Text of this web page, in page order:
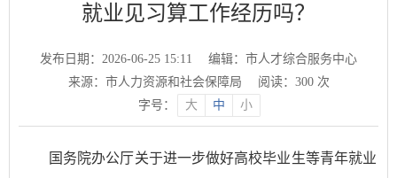
就业见习算工作经历吗？
发布日期：2026-06-25 15:11
编辑：市人才综合服务中心
来源：市人力资源和社会保障局
阅读： 300次
字号：
大 中 小
国务院办公厅关于进一步做好高校毕业生等青年就业